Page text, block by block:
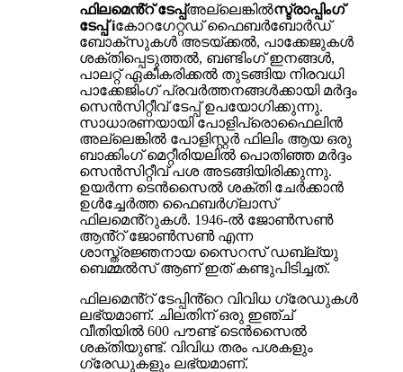
ഫിലമെൻ്റ് ടേപ്പ്അല്ലെങ്കിൽസ്ട്രാപ്പിംഗ്
ടേപ്പ് iകോറഗേറ്റഡ് ഫൈബർബോർഡ്
ബോക്‌സുകൾ അടയ്ക്കൽ, പാക്കേജുകൾ
ശക്തിപ്പെടുത്തൽ, ബണ്ടിംഗ് ഇനങ്ങൾ,
പാലറ്റ് ഏകീകരിക്കൽ തുടങ്ങിയ നിരവധി
പാക്കേജിംഗ് പ്രവർത്തനങ്ങൾക്കായി മർദ്ദം
സെൻസിറ്റീവ് ടേപ്പ് ഉപയോഗിക്കുന്നു.
സാധാരണയായി പോളിപ്രൊഫൈലിൻ
അല്ലെങ്കിൽ പോളിസ്റ്റർ ഫിലിം ആയ ഒരു
ബാക്കിംഗ് മെറ്റീരിയലിൽ പൊതിഞ്ഞ മർദ്ദം
സെൻസിറ്റീവ് പശ അടങ്ങിയിരിക്കുന്നു.
ഉയർന്ന ടെൻസൈൽ ശക്തി ചേർക്കാൻ
ഉൾച്ചേർത്ത ഫൈബർഗ്ലാസ്
ഫിലമെൻ്റുകൾ. 1946-ൽ ജോൺസൺ
ആൻ്റ് ജോൺസൺ എന്ന
ശാസ്ത്രജ്ഞനായ സൈറസ് ഡബ്ല്യു
ബെമ്മൽസ് ആണ് ഇത് കണ്ടുപിടിച്ചത്.
ഫിലമെൻ്റ് ടേപ്പിൻ്റെ വിവിധ ഗ്രേഡുകൾ
ലഭ്യമാണ്. ചിലതിന് ഒരു ഇഞ്ച്
വീതിയിൽ 600 പൗണ്ട് ടെൻസൈൽ
ശക്തിയുണ്ട്. വിവിധ തരം പശകളും
ഗ്രേഡുകളും ലഭ്യമാണ്.